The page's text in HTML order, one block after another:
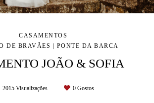
CASAMENTOS
DE BRAVÃES | PONTE DA BARCA
JOÃO & SOFIA
2015Visualizações 0Gostos